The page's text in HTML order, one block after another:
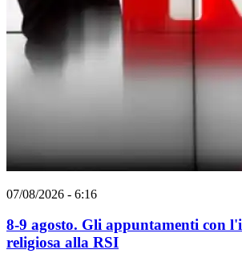
07/08/2026 - 6:16
8-9 agosto. Gli appuntamenti con
religiosa alla RSI